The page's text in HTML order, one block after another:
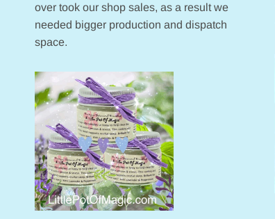
over took our shop sales, as a result we
needed bigger production and dispatch
space.